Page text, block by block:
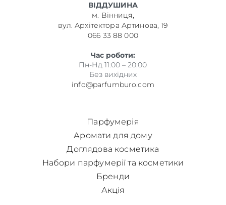
ВІДДУШИНА
м. Вінниця,
вул. Архітектора Артинова, 19
066 33 88 000
Час роботи:
Пн-Нд 11:00 – 20:00
Без вихідних
info@parfumburo.com
Парфумерія
Аромати для дому
Доглядова косметика
Набори парфумерії та косметики
Бренди
Акція